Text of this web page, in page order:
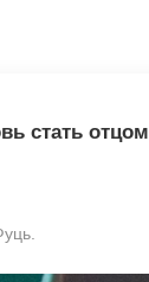
стать отцом